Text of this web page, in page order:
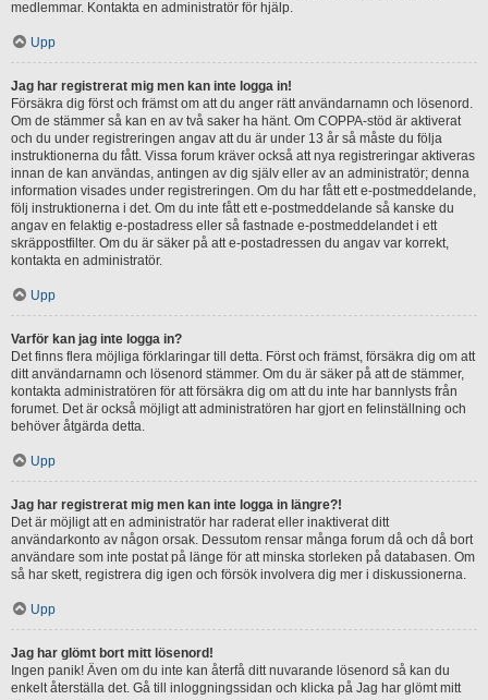
medlemmar. Kontakta en administratör för hjälp.
Upp
Jag har registrerat mig men kan inte logga in!
Försäkra dig först och främst om att du anger rätt användarnamn och lösenord.
Om de stämmer så kan en av två saker ha hänt. Om COPPA-stöd är aktiverat
och du under registreringen angav att du är under 13 år så måste du följa
instruktionerna du fått. Vissa forum kräver också att nya registreringar aktiveras
innan de kan användas, antingen av dig själv eller av an administratör; denna
information visades under registreringen. Om du har fått ett e-postmeddelande,
följ instruktionerna i det. Om du inte fått ett e-postmeddelande så kanske du
angav en felaktig e-postadress eller så fastnade e-postmeddelandet i ett
skräppostfilter. Om du är säker på att e-postadressen du angav var korrekt,
kontakta en administratör.
Upp
Varför kan jag inte logga in?
Det finns flera möjliga förklaringar till detta. Först och främst, försäkra dig om att
ditt användarnamn och lösenord stämmer. Om du är säker på att de stämmer,
kontakta administratören för att försäkra dig om att du inte har bannlysts från
forumet. Det är också möjligt att administratören har gjort en felinställning och
behöver åtgärda detta.
Upp
Jag har registrerat mig men kan inte logga in längre?!
Det är möjligt att en administratör har raderat eller inaktiverat ditt
användarkonto av någon orsak. Dessutom rensar många forum då och då bort
användare som inte postat på länge för att minska storleken på databasen. Om
så har skett, registrera dig igen och försök involvera dig mer i diskussionerna.
Upp
Jag har glömt bort mitt lösenord!
Ingen panik! Även om du inte kan återfå ditt nuvarande lösenord så kan du
enkelt återställa det. Gå till inloggningssidan och klicka på Jag har glömt mitt